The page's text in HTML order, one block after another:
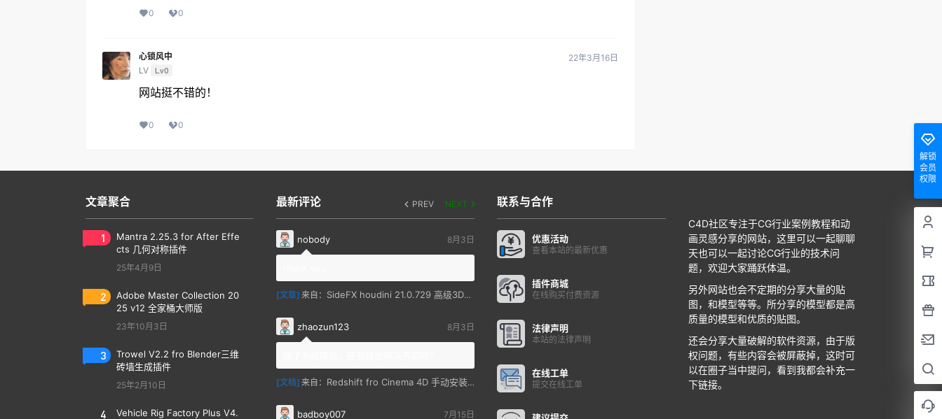
0 0
心锁风中
LV Lv0
22年3月16日
网站挺不错的！
0 0
解锁
会员
权限
文章聚合
1
Mantra 2.25.3 for After Effe
cts 几何对称插件
25年4月9日
2
Adobe Master Collection 20
25 v12 全家桶大师版
23年10月3日
3
Trowel V2.2 fro Blender三维
砖墙生成插件
25年2月10日
4 Vehicle Rig Factory Plus V4.
最新评论 PREV NEXT
nobody 8月3日
[文章] 来自： SideFX houdini 21.0.729 高级3D特效软件
zhaozun123 8月3日
[文档] 来自： Redshift fro Cinema 4D 手动安装教程
badboy007 7月15日
联系与合作
优惠活动
查看本站的最新优惠
插件商城
在线购买付费资源
法律声明
本站的法律声明
在线工单
提交在线工单
C4D社区专注于CG行业案例教程和动
画灵感分享的网站，这里可以一起聊聊
天也可以一起讨论CG行业的技术问
题，欢迎大家踊跃体温。
另外网站也会不定期的分享大量的贴
图，和模型等等。所分享的模型都是高
质量的模型和优质的贴图。
还会分享大量破解的软件资源，由于版
权问题，有些内容会被屏蔽掉，这时可
以在圈子当中提问，看到我都会补充一
下链接。